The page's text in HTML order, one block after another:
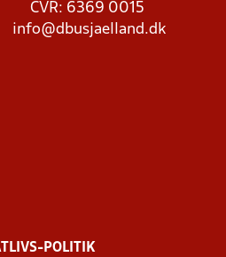
CVR: 6369 0015
info@dbusjaelland.dk
POLITIK